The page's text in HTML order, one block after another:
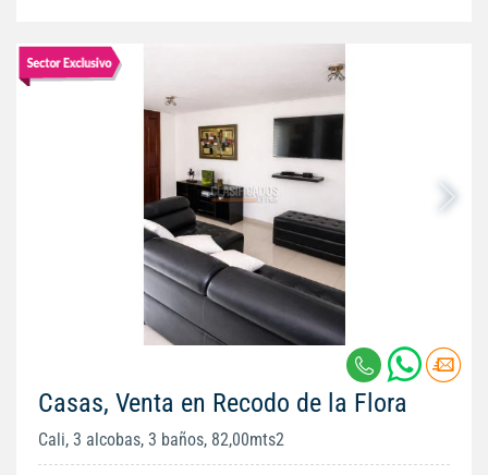
Casas, Venta en Recodo de la Flora
Cali, 3 alcobas, 3 baños, 82,00mts2